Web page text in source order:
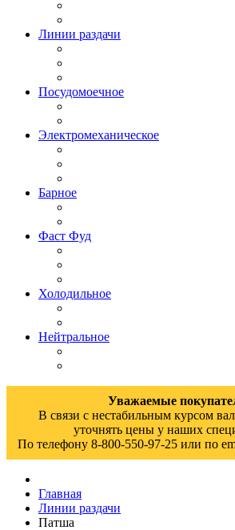
Линии раздачи
Посудомоечное
Электромеханическое
Барное
Фаст Фуд
Холодильное
Нейтральное
Уважаемые
В связи с нестабильным курсом
уточнять цены у наших
По телефону 8-800-550-97-25 или по
Главная
Линии раздачи
Патша